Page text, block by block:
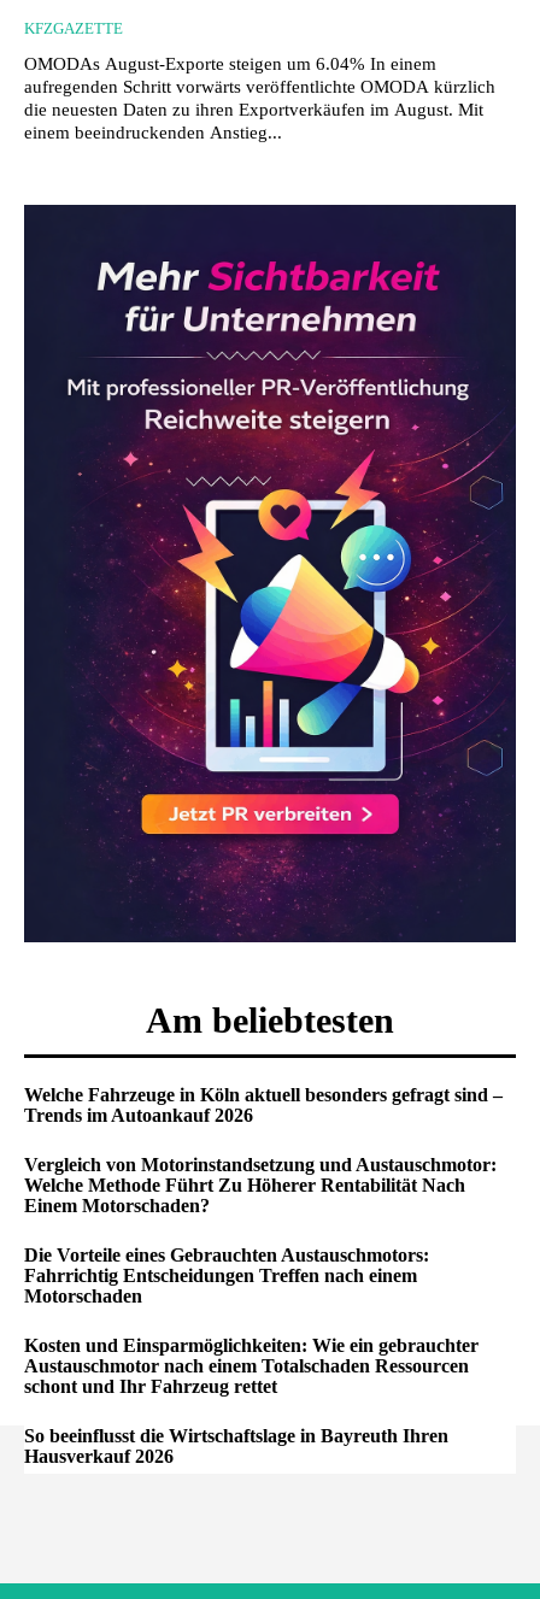
KFZGAZETTE
OMODAs August-Exporte steigen um 6.04% In einem
aufregenden Schritt vorwärts veröffentlichte OMODA kürzlich
die neuesten Daten zu ihren Exportverkäufen im August. Mit
einem beeindruckenden Anstieg...
Am beliebtesten
Welche Fahrzeuge in Köln aktuell besonders gefragt sind –
Trends im Autoankauf 2026
Vergleich von Motorinstandsetzung und Austauschmotor:
Welche Methode Führt Zu Höherer Rentabilität Nach
Einem Motorschaden?
Die Vorteile eines Gebrauchten Austauschmotors:
Fahrrichtig Entscheidungen Treffen nach einem
Motorschaden
Kosten und Einsparmöglichkeiten: Wie ein gebrauchter
Austauschmotor nach einem Totalschaden Ressourcen
schont und Ihr Fahrzeug rettet
So beeinflusst die Wirtschaftslage in Bayreuth Ihren
Hausverkauf 2026